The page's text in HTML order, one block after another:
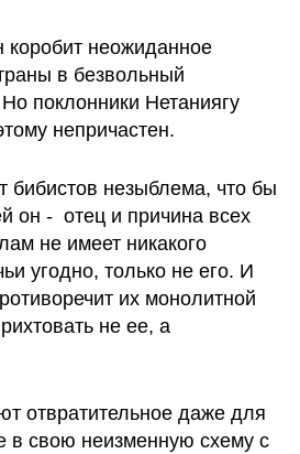
коробит неожиданное
в безвольный
поклонники Нетаниягу
непричастен.
бибистов незыблема, что бы
он -  отец и причина всех
не имеет никакого
угодно, только не его. И
их монолитной
не ее, а
отвратительное даже для
в свою неизменную схему с